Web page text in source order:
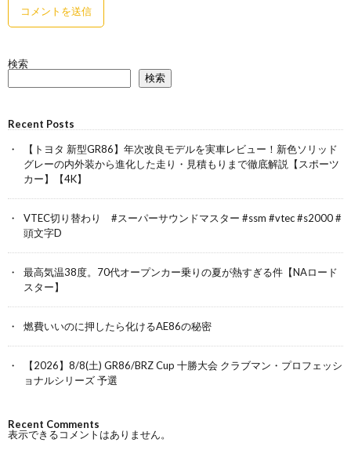
検索
検索
Recent Posts
【トヨタ 新型GR86】年次改良モデルを実車レビュー！新色ソリッド
グレーの内外装から進化した走り・見積もりまで徹底解説【スポーツ
カー】【4K】
VTEC切り替わり #スーパーサウンドマスター #ssm #vtec #s2000 #
頭文字D
最高気温38度。70代オープンカー乗りの夏が熱すぎる件【NAロード
スター】
燃費いいのに押したら化けるAE86の秘密
【2026】8/8(土) GR86/BRZ Cup 十勝大会 クラブマン・プロフェッシ
ョナルシリーズ 予選
Recent Comments
表示できるコメントはありません。